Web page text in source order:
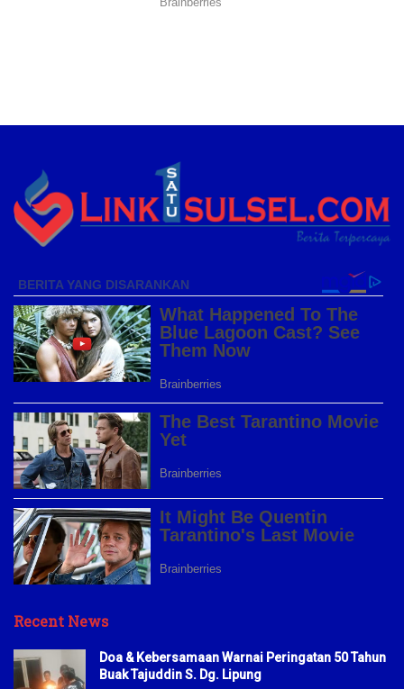
Recent News
Doa & Kebersamaan Warnai Peringatan 50 Tahun
Buak Tajuddin S. Dg. Lipung